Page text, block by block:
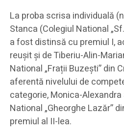
La proba scrisa individuală
Stanca (Colegiul National
a fost distinsă cu premiul I,
reușit și de Tiberiu-Alin-
National „Frații Buzești” din
aferentă nivelului de
categorie, Monica-
National „Gheorghe Lazăr”
premiul al II-lea.